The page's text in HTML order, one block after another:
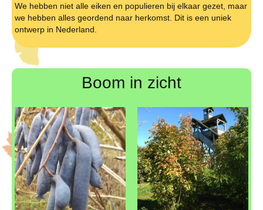
We hebben niet alle eiken en populieren bij elkaar gezet, maar
we hebben alles geordend naar herkomst. Dit is een uniek
ontwerp in Nederland.
Boom in zicht